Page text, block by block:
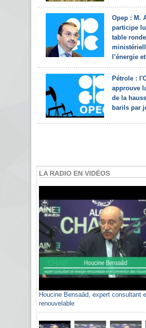
Opep : M.
participe
table ronde
l’énergie
Pétrole :
approuve
de la
barils par
LA RADIO EN VIDÉOS
Houcine Bensaâd, expert consultant
renouvelable